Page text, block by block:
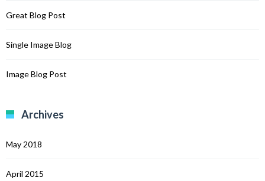
Great Blog Post
Single Image Blog
Image Blog Post
Archives
May 2018
April 2015